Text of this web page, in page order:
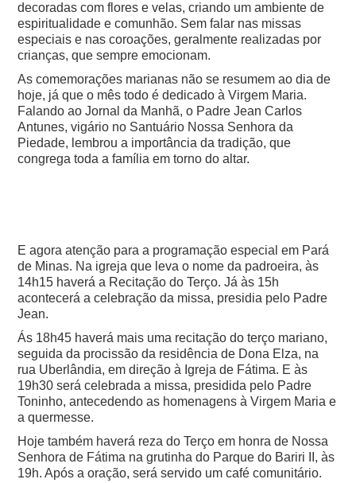
decoradas com flores e velas, criando um ambiente de
espiritualidade e comunhão. Sem falar nas missas
especiais e nas coroações, geralmente realizadas por
crianças, que sempre emocionam.
As comemorações marianas não se resumem ao dia de
hoje, já que o mês todo é dedicado à Virgem Maria.
Falando ao Jornal da Manhã, o Padre Jean Carlos
Antunes, vigário no Santuário Nossa Senhora da
Piedade, lembrou a importância da tradição, que
congrega toda a família em torno do altar.
E agora atenção para a programação especial em Pará
de Minas. Na igreja que leva o nome da padroeira, às
14h15 haverá a Recitação do Terço. Já às 15h
acontecerá a celebração da missa, presidia pelo Padre
Jean.
Ás 18h45 haverá mais uma recitação do terço mariano,
seguida da procissão da residência de Dona Elza, na
rua Uberlândia, em direção à Igreja de Fátima. E às
19h30 será celebrada a missa, presidida pelo Padre
Toninho, antecedendo as homenagens à Virgem Maria e
a quermesse.
Hoje também haverá reza do Terço em honra de Nossa
Senhora de Fátima na grutinha do Parque do Bariri II, às
19h. Após a oração, será servido um café comunitário.